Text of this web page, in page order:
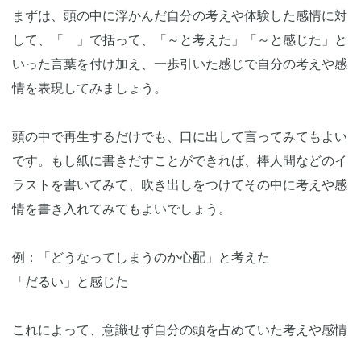
まずは、頭の中に浮かんだ自分の考えや体験した感情に対
して、「 」で括って、「～と考えた」「～と感じた」と
いった言葉を付け加え、一歩引いた感じで自分の考えや感
情を表現してみましょう。
頭の中で再生するだけでも、口に出して言ってみてもよい
です。もし紙に書きだすことができれば、棒人間などのイ
ラストを書いてみて、吹き出しをつけてその中に考えや感
情を書き入れてみてもよいでしょう。
例：「どうなってしまうのか心配」と考えた
「だるい」と感じた
これによって、意識せず自分の頭を占めていた考えや感情